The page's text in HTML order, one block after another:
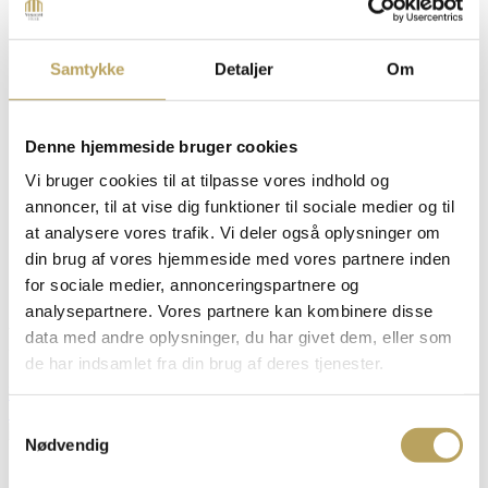
Samtykke Detaljer Om
Denne hjemmeside bruger cookies
Vi bruger cookies til at tilpasse vores indhold og
annoncer, til at vise dig funktioner til sociale medier og til
at analysere vores trafik. Vi deler også oplysninger om
din brug af vores hjemmeside med vores partnere inden
for sociale medier, annonceringspartnere og
analysepartnere. Vores partnere kan kombinere disse
data med andre oplysninger, du har givet dem, eller som
de har indsamlet fra din brug af deres tjenester.
Nødvendig
Design Huse
Barnhouse
Plantegninger
Priser
Referencer
Om os
Kontakt
Plantegning 1003
Kontakt os og hør mere